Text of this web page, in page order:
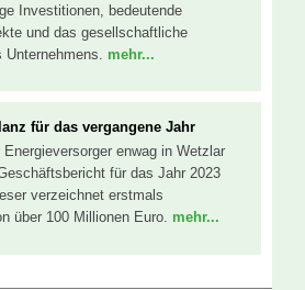
Investitionen, bedeutende
und das gesellschaftliche
mehr...
für das vergangene Jahr
Energieversorger enwag in Wetzlar
für das Jahr 2023
verzeichnet erstmals
über 100 Millionen Euro. mehr...